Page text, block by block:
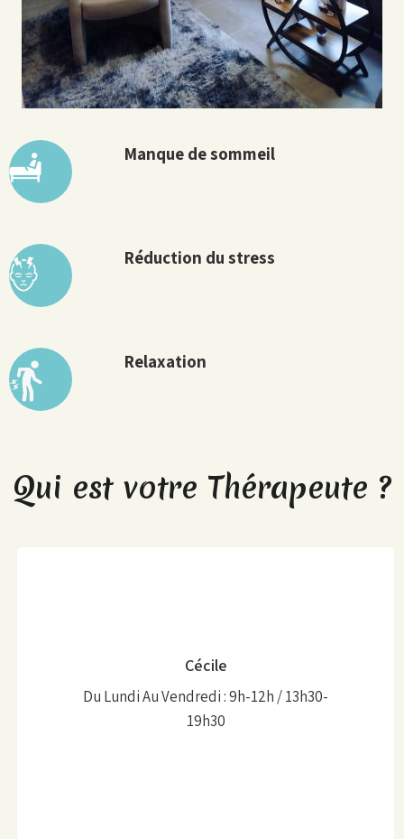
Manque de sommeil
Réduction du stress
Relaxation
Qui est votre Thérapeute ?
Cécile
Du Lundi Au Vendredi : 9h-12h / 13h30-
19h30